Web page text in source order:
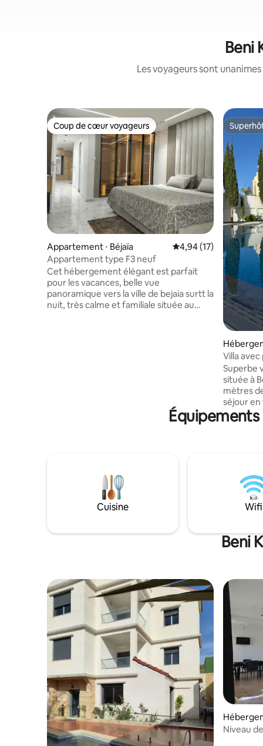
Beni
Les voyageurs sont
Coup de cœur voyageurs
Coup de cœur voyageurs
Appartement ⋅ Béjaïa Évaluation moyenne
4,94 (17)
Appartement type F3 neuf
Cet hébergement élégant est parfait
pour les vacances, belle vue
panoramique vers la ville de bejaia surtt la
nuit, très calme et familiale située au
goudronnée. mais bien pavé a cause des
Villa
Superbe
située à
mètres
séjour en
centre-
Équipements
Cuisine Wifi
Beni
Niveau